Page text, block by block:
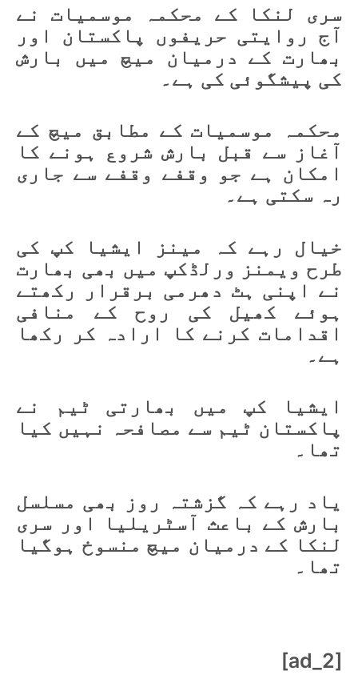
سری لنکا کے محکمہ موسمیات نے
آج روایتی حریفوں پاکستان اور
بھارت کے درمیان میچ میں بارش
کی پیشگوئی کی ہے۔
محکمہ موسمیات کے مطابق میچ کے
آغاز سے قبل بارش شروع ہونے کا
امکان ہے جو وقفے وقفے سے جاری
رہ سکتی ہے۔
خیال رہے کہ مینز ایشیا کپ کی
طرح ویمنز ورلڈکپ میں بھی بھارت
نے اپنی ہٹ دھرمی برقرار رکھتے
ہوئے کھیل کی روح کے منافی
اقدامات کرنے کا ارادہ کر رکھا
ہے۔
ایشیا کپ میں بھارتی ٹیم نے
پاکستان ٹیم سے مصافحہ نہیں کیا
تھا۔
یاد رہے کہ گزشتہ روز بھی مسلسل
بارش کے باعث آسٹریلیا اور سری
لنکا کے درمیان میچ منسوخ ہوگیا
تھا۔
[ad_2]